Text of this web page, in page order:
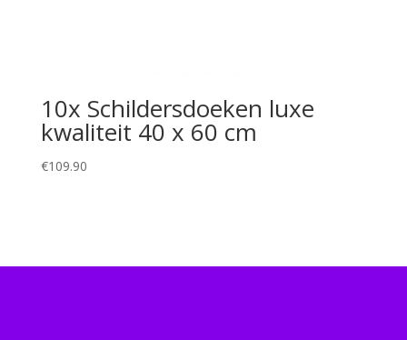
10x Schildersdoeken luxe
kwaliteit 40 x 60 cm
€109.90